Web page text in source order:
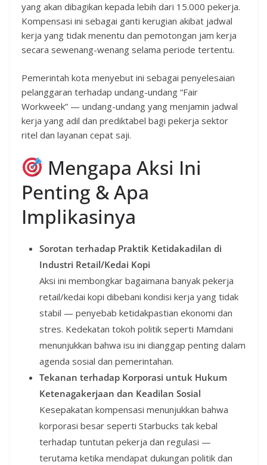
yang akan dibagikan kepada lebih dari 15.000 pekerja.
Kompensasi ini sebagai ganti kerugian akibat jadwal
kerja yang tidak menentu dan pemotongan jam kerja
secara sewenang-wenang selama periode tertentu.
Pemerintah kota menyebut ini sebagai penyelesaian
pelanggaran terhadap undang-undang “Fair
Workweek” — undang-undang yang menjamin jadwal
kerja yang adil dan prediktabel bagi pekerja sektor
ritel dan layanan cepat saji.
Mengapa Aksi Ini
Penting & Apa
Implikasinya
Sorotan terhadap Praktik Ketidakadilan di
Industri Retail/Kedai Kopi
Aksi ini membongkar bagaimana banyak pekerja
retail/kedai kopi dibebani kondisi kerja yang tidak
stabil — penyebab ketidakpastian ekonomi dan
stres. Kedekatan tokoh politik seperti Mamdani
menunjukkan bahwa isu ini dianggap penting dalam
agenda sosial dan pemerintahan.
Tekanan terhadap Korporasi untuk Hukum
Ketenagakerjaan dan Keadilan Sosial
Kesepakatan kompensasi menunjukkan bahwa
korporasi besar seperti Starbucks tak kebal
terhadap tuntutan pekerja dan regulasi —
terutama ketika mendapat dukungan politik dan